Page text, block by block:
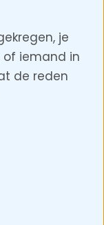
je
iemand in
de reden